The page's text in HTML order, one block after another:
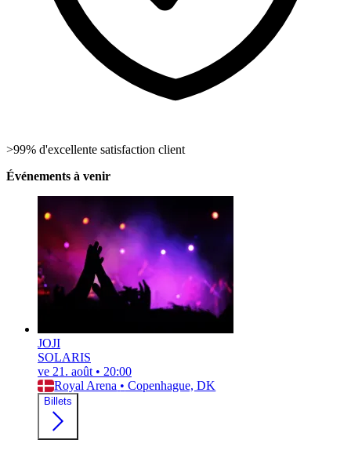
>99% d'excellente satisfaction client
Événements à venir
JOJI
SOLARIS
ve 21. août • 20:00
Royal Arena • Copenhague, DK
Billets